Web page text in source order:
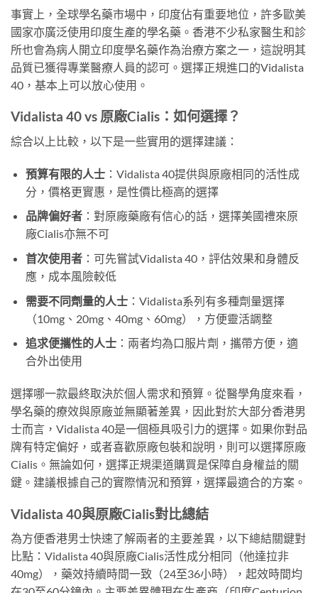
事實上，全球學名藥市場中，印度佔有重要地位，許多歐美
國家亦廣泛使用印度生產的學名藥。香港不少私家醫生和診
所也會為病人開立印度學名藥作為治療方案之一，這說明其
品質已獲得專業醫療人員的認可。選擇正規進口的Vidalista
40，基本上可以放心使用。
Vidalista 40 vs 原廠Cialis：如何選擇？
綜合以上比較，以下是一些實用的選擇建議：
預算有限的人士：Vidalista 40提供與原廠相同的活性成
分，價格更實惠，是性價比極高的選擇
品牌偏好者：對原廠藥廠有信心的話，選擇美國禮來原
廠Cialis亦無不可
首次使用者：可先嘗試Vidalista 40，評估效果和身體反
應，成本風險較低
需要不同劑量的人士：Vidalista系列有多種劑量選擇
（10mg、20mg、40mg、60mg），方便靈活調整
追求便攜性的人士：兩者均為口服片劑，攜帶方便，適
合外出使用
選擇哪一款最終取決於個人需求和預算。從醫學角度來看，
學名藥的療效與原廠並無顯著差異，因此對於大部分香港男
士而言，Vidalista 40是一個極具吸引力的選擇。如果你對品
牌有特定偏好，或者喜歡原廠包裝和說明，則可以選擇原廠
Cialis。無論如何，選擇正規渠道購買是保障自身權益的關
鍵。建議根據自己的實際情況和預算，選擇最適合的方案。
Vidalista 40與原廠Cialis對比總結
為方便香港男士快速了解兩者的主要差異，以下總結關鍵對
比點：Vidalista 40與原廠Cialis活性成分相同（他達拉非
40mg），藥效持續時間一致（24至36小時），起效時間均